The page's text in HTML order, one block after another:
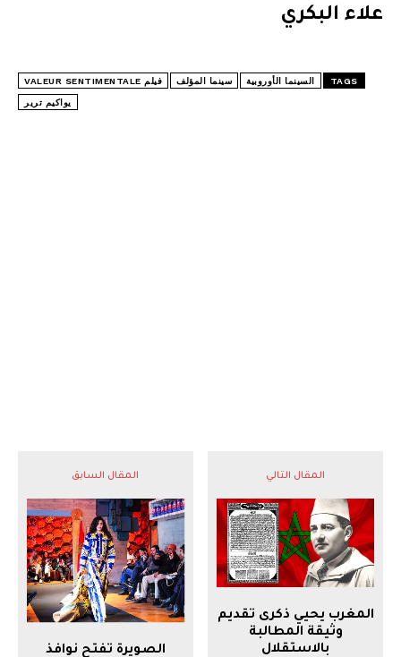
علاء البكري
TAGS السينما الأوروبية سينما المؤلف فيلم VALEUR SENTIMENTALE
يواكيم ترير
المقال السابق
الصويرة تفتح نوافذ
المقال التالي
المغرب يحيي ذكرى تقديم
وثيقة المطالبة
بالاستقلال